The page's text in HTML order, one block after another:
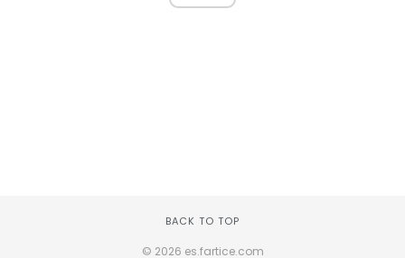
BACK TO TOP
© 2026 es.fartice.com